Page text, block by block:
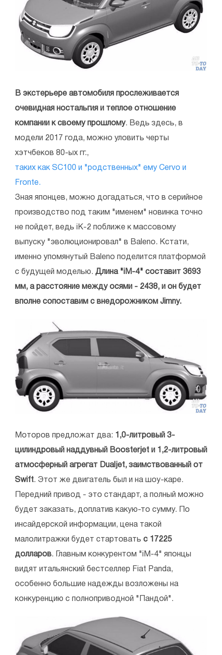
В экстерьере автомобиля прослеживается
очевидная ностальгия и теплое отношение
компании к своему прошлому. Ведь здесь, в
модели 2017 года, можно уловить черты
хэтчбеков 80-ых гг.,
таких как SC100 и "родственных" ему Cervo и
Fronte.
Зная японцев, можно догадаться, что в серийное
производство под таким "именем" новинка точно
не пойдет, ведь iK-2 поближе к массовому
выпуску "эволюционировал" в Baleno. Кстати,
именно упомянутый Baleno поделится платформой
с будущей моделью. Длина "iM-4" составит 3693
мм, а расстояние между осями - 2438, и он будет
вполне сопоставим с внедорожником Jimny.
Моторов предложат два: 1,0-литровый 3-
цилиндровый наддувный Boosterjet и 1,2-литровый
атмосферный агрегат Dualjet, заимствованный от
Swift. Этот же двигатель был и на шоу-каре.
Передний привод - это стандарт, а полный можно
будет заказать, доплатив какую-то сумму. По
инсайдерской информации, цена такой
малолитражки будет стартовать с 17225
долларов. Главным конкурентом "iM-4" японцы
видят итальянский бестселлер Fiat Panda,
особенно большие надежды возложены на
конкуренцию с полноприводной "Пандой".